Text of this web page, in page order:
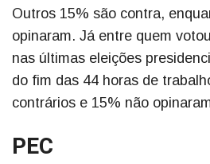
Outros 15% são contra,
opinaram. Já entre quem
nas últimas eleições
do fim das 44 horas de
contrários e 15% não
PEC